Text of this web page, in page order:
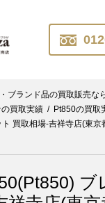
ブランド品の買取販売な
買取実績 / Pt850の買取
買取相場-吉祥寺店(東京
ブ